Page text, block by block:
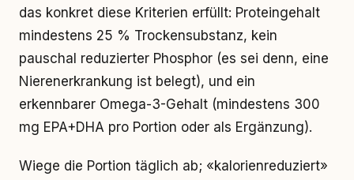
das konkret diese Kriterien erfüllt: Proteingehalt
mindestens 25 % Trockensubstanz, kein
pauschal reduzierter Phosphor (es sei denn, eine
Nierenerkrankung ist belegt), und ein
erkennbarer Omega-3-Gehalt (mindestens 300
mg EPA+DHA pro Portion oder als Ergänzung).
Wiege die Portion täglich ab; «kalorienreduziert»